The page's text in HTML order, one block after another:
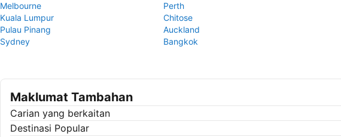
Melbourne
Perth
Kuala Lumpur
Chitose
Pulau Pinang
Auckland
Sydney
Bangkok
Maklumat Tambahan
Carian yang berkaitan
Destinasi Popular